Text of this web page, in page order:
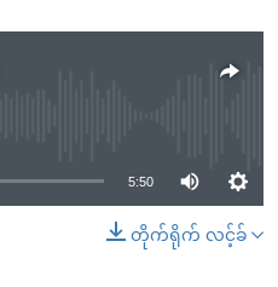
currently available
5:50
တိုက်ရိုက် လင့်ခ်